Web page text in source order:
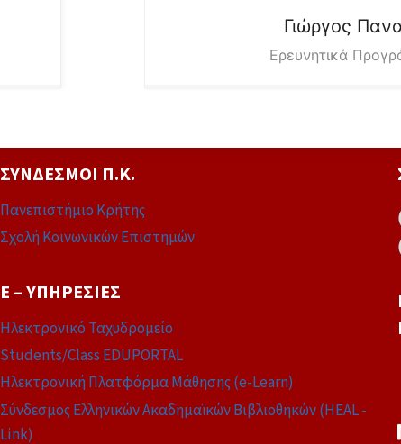
Γιώργος
Ερευνητικά
ΣΎΝΔΕΣΜΟΙ Π.Κ.
Πανεπιστήμιο Κρήτης
Σχολή Κοινωνικών Επιστημών
E – ΥΠΗΡΕΣΊΕΣ
Ηλεκτρονικό Ταχυδρομείο
Students/Class EDUPORTAL
Ηλεκτρονική Πλατφόρμα Μάθησης (e-Learn)
Σύνδεσμος Ελληνικών Ακαδημαϊκών Βιβλιοθηκών (HEAL -
Link)